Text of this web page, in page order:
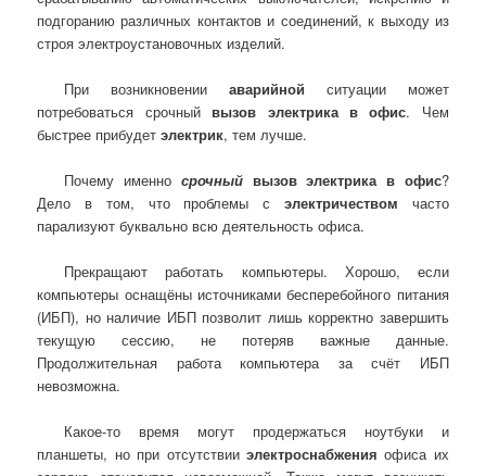
подгоранию различных контактов и соединений, к выходу из
строя электроустановочных изделий.
При возникновении аварийной ситуации может
потребоваться срочный вызов электрика в офис. Чем
быстрее прибудетэлектрик, тем лучше.
Почему именно срочный вызов электрика в офис?
Дело в том, что проблемы сэлектричеством часто
парализуют буквально всю деятельность офиса.
Прекращают работать компьютеры. Хорошо, если
компьютеры оснащёны источниками бесперебойного питания
(ИБП), но наличие ИБП позволит лишь корректно завершить
текущую сессию, не потеряв важные данные.
Продолжительная работа компьютера за счёт ИБП
невозможна.
Какое-то время могут продержаться ноутбуки и
планшеты, но при отсутствии электроснабжения офиса их